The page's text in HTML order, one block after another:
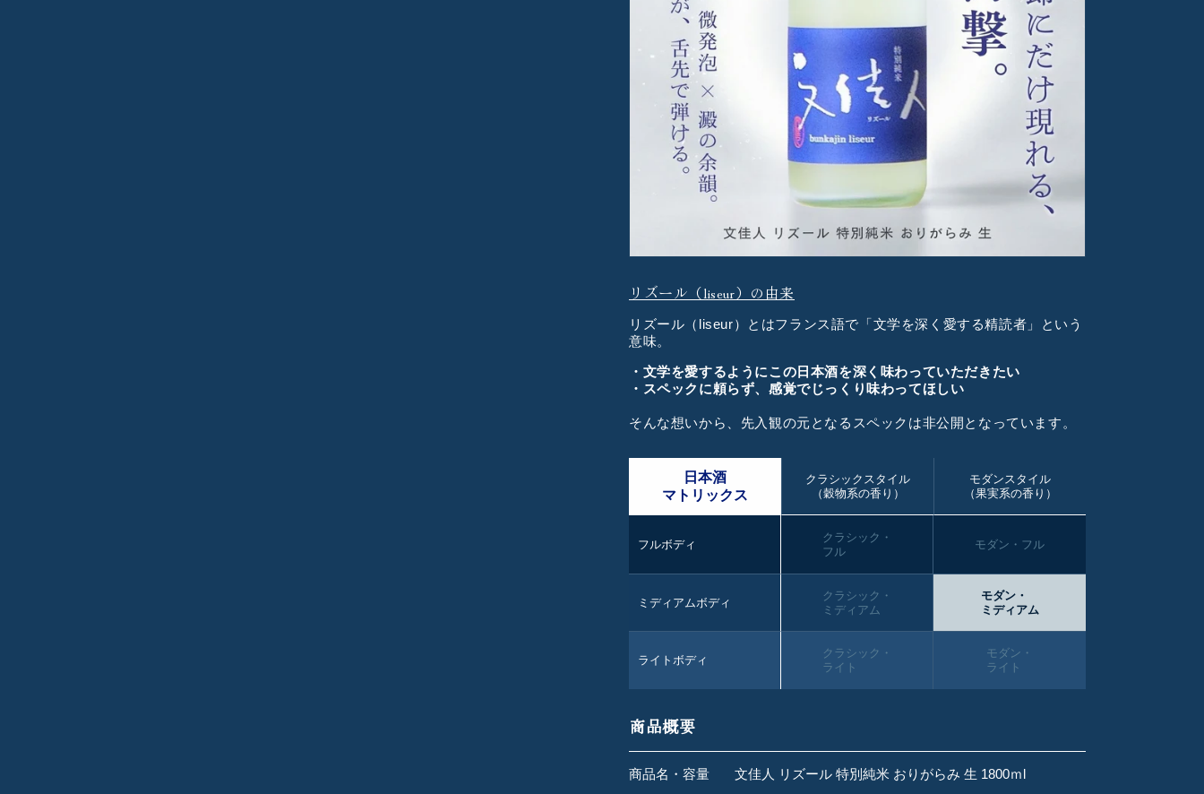
リズール（liseur）の由来
リズール（liseur）とはフランス語で「文学を深く愛する精読者」という
意味。
・文学を愛するようにこの日本酒を深く味わっていただきたい
・スペックに頼らず、感覚でじっくり味わってほしい
そんな想いから、先入観の元となるスペックは非公開となっています。
日本酒
マトリックス
クラシックスタイル
（穀物系の香り）
モダンスタイル
（果実系の香り）
フルボディ
クラシック・
フル
モダン・フル
ミディアムボディ
クラシック・
ミディアム
モダン・
ミディアム
ライトボディ
クラシック・
ライト
モダン・
ライト
商品概要
商品名・容量 文佳人 リズール 特別純米 おりがらみ 生 1800ｍl